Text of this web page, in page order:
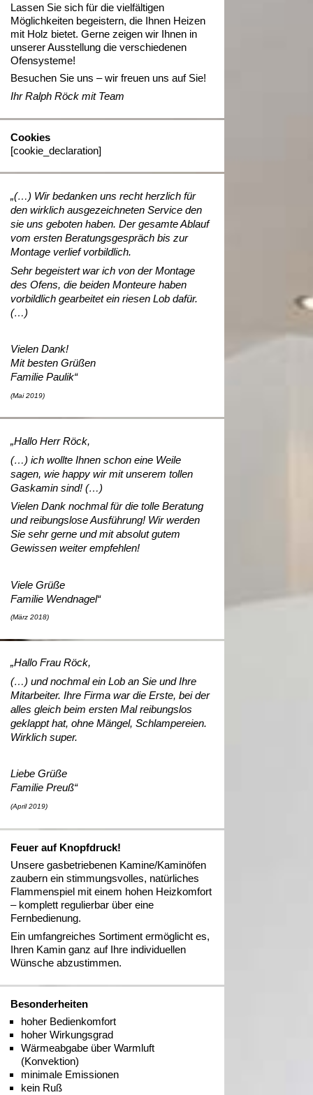
Lassen Sie sich für die vielfältigen
Möglichkeiten begeistern, die Ihnen Heizen
mit Holz bietet. Gerne zeigen wir Ihnen in
unserer Ausstellung die verschiedenen
Ofensysteme!
Besuchen Sie uns – wir freuen uns auf Sie!
Ihr Ralph Röck mit Team
Cookies
[cookie_declaration]
„(…) Wir bedanken uns recht herzlich für
den wirklich ausgezeichneten Service den
sie uns geboten haben. Der gesamte Ablauf
vom ersten Beratungsgespräch bis zur
Montage verlief vorbildlich.
Sehr begeistert war ich von der Montage
des Ofens, die beiden Monteure haben
vorbildlich gearbeitet ein riesen Lob dafür.
(…)
Vielen Dank!
Mit besten Grüßen
Familie Paulik“
(Mai 2019)
„Hallo Herr Röck,
(…) ich wollte Ihnen schon eine Weile
sagen, wie happy wir mit unserem tollen
Gaskamin sind! (…)
Vielen Dank nochmal für die tolle Beratung
und reibungslose Ausführung! Wir werden
Sie sehr gerne und mit absolut gutem
Gewissen weiter empfehlen!
Viele Grüße
Familie Wendnagel“
(März 2018)
„Hallo Frau Röck,
(…) und nochmal ein Lob an Sie und Ihre
Mitarbeiter. Ihre Firma war die Erste, bei der
alles gleich beim ersten Mal reibungslos
geklappt hat, ohne Mängel, Schlampereien.
Wirklich super.
Liebe Grüße
Familie Preuß“
(April 2019)
Feuer auf Knopfdruck!
Unsere gasbetriebenen Kamine/Kaminöfen
zaubern ein stimmungsvolles, natürliches
Flammenspiel mit einem hohen Heizkomfort
– komplett regulierbar über eine
Fernbedienung.
Ein umfangreiches Sortiment ermöglicht es,
Ihren Kamin ganz auf Ihre individuellen
Wünsche abzustimmen.
Besonderheiten
hoher Bedienkomfort
hoher Wirkungsgrad
Wärmeabgabe über Warmluft
(Konvektion)
minimale Emissionen
kein Ruß